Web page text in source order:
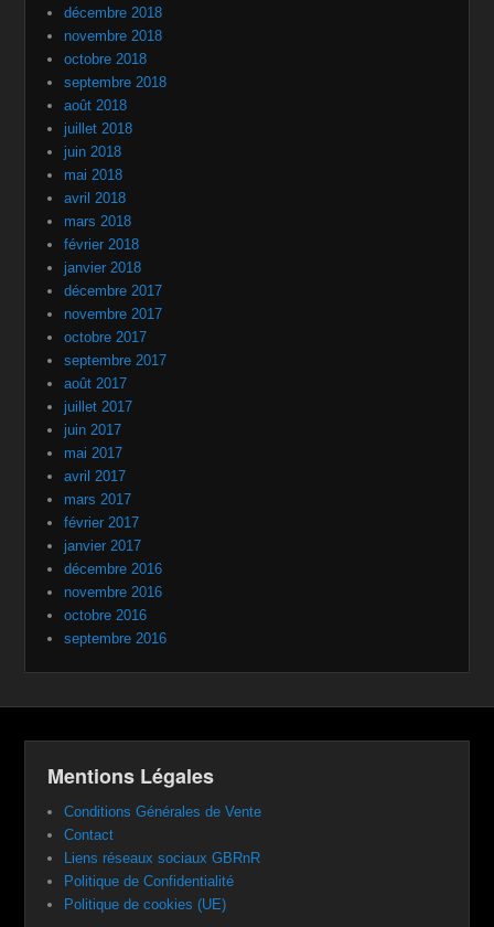
décembre 2018
novembre 2018
octobre 2018
septembre 2018
août 2018
juillet 2018
juin 2018
mai 2018
avril 2018
mars 2018
février 2018
janvier 2018
décembre 2017
novembre 2017
octobre 2017
septembre 2017
août 2017
juillet 2017
juin 2017
mai 2017
avril 2017
mars 2017
février 2017
janvier 2017
décembre 2016
novembre 2016
octobre 2016
septembre 2016
Mentions Légales
Conditions Générales de Vente
Contact
Liens réseaux sociaux GBRnR
Politique de Confidentialité
Politique de cookies (UE)